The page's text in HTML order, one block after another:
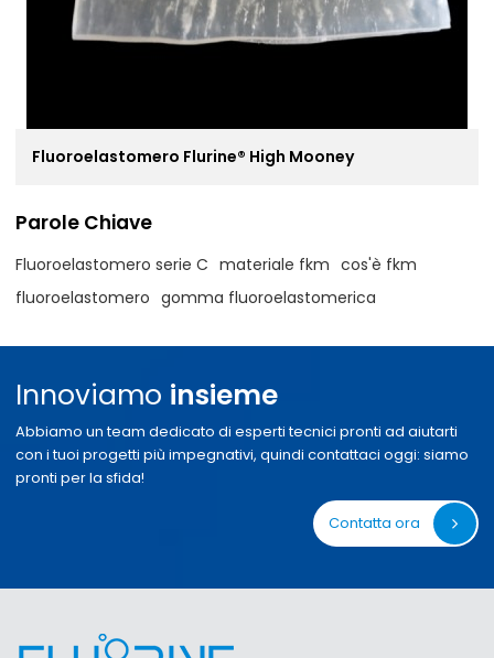
Fluoroelastomero Flurine® High Mooney
Parole Chiave
Fluoroelastomero serie C materiale fkm cos'è fkm
fluoroelastomero gomma fluoroelastomerica
Innoviamo insieme
Abbiamo un team dedicato di esperti tecnici pronti ad aiutarti
con i tuoi progetti più impegnativi, quindi contattaci oggi: siamo
pronti per la sfida!
Contatta ora